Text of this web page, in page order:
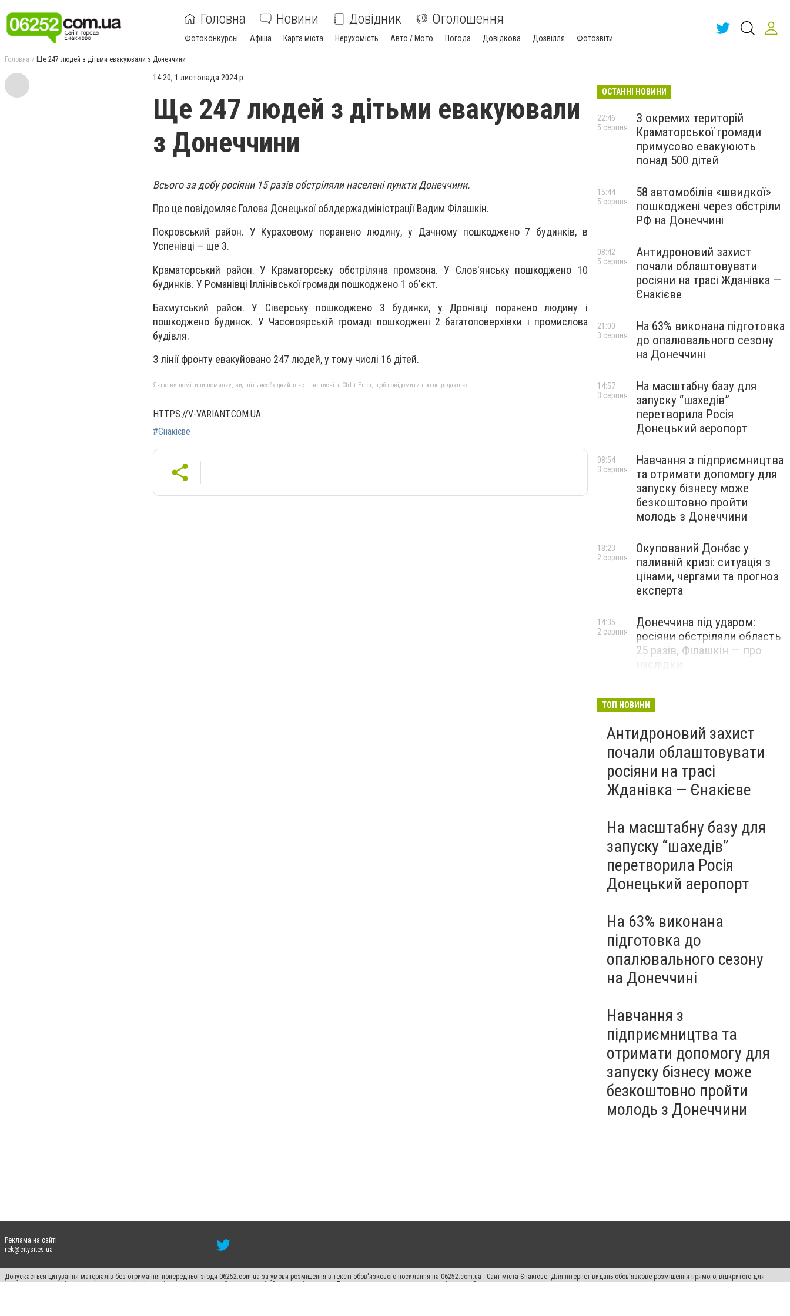
Головна Новини Довідник Оголошення
Фотоконкурсы Афіша Карта міста Нерухомість Авто / Мото Погода Довідкова Дозвілля Фотозвіти
Головна Ще 247 людей з дітьми евакуювали з Донеччини
14:20, 1 листопада 2024 р.
Ще 247 людей з дітьми евакуювали
з Донеччини
Всього за добу росіяни 15 разів обстріляли населені пункти Донеччини.
Про це повідомляє Голова Донецької облдержадміністрації Вадим Філашкін.
Покровський район. У Кураховому поранено людину, у Дачному пошкоджено 7 будинків, в
Успенівці — ще 3.
Краматорський район. У Краматорську обстріляна промзона. У Слов'янську пошкоджено 10
будинків. У Романівці Іллінівської громади пошкоджено 1 об'єкт.
Бахмутський район. У Сіверську пошкоджено 3 будинки, у Дронівці поранено людину і
пошкоджено будинок. У Часовоярській громаді пошкоджені 2 багатоповерхівки і промислова
будівля.
З лінії фронту евакуйовано 247 людей, у тому числі 16 дітей.
Якщо ви помітили помилку, виділіть необхідний текст і натисніть Ctrl + Enter, щоб повідомити про це редакцію
HTTPS://V-VARIANT.COM.UA
#Єнакієве
ОСТАННІ НОВИНИ
З окремих територій
Краматорської громади
примусово евакуюють
понад 500 дітей
22:46
5 серпня
58 автомобілів «швидкої»
пошкоджені через обстріли
РФ на Донеччині
15:44
5 серпня
Антидроновий захист
почали облаштовувати
росіяни на трасі Жданівка —
Єнакієве
08:42
5 серпня
На 63% виконана підготовка
до опалювального сезону
на Донеччині
21:00
3 серпня
На масштабну базу для
запуску “шахедів”
перетворила Росія
Донецький аеропорт
14:57
3 серпня
Навчання з підприємництва
та отримати допомогу для
запуску бізнесу може
безкоштовно пройти
молодь з Донеччини
08:54
3 серпня
Окупований Донбас у
паливній кризі: ситуація з
цінами, чергами та прогноз
експерта
18:23
2 серпня
Донеччина під ударом:
росіяни обстріляли область
25 разів, Філашкін — про
14:35
2 серпня
ТОП НОВИНИ
Антидроновий захист
почали облаштовувати
росіяни на трасі
Жданівка — Єнакієве
На масштабну базу для
запуску “шахедів”
перетворила Росія
Донецький аеропорт
На 63% виконана
підготовка до
опалювального сезону
на Донеччині
Навчання з
підприємництва та
отримати допомогу для
запуску бізнесу може
безкоштовно пройти
молодь з Донеччини
Реклама на сайті:
rek@citysites.ua
Допускається цитування матеріалів без отримання попередньої згоди 06252.com.ua за умови розміщення в тексті обов'язкового посилання на 06252.com.ua - Сайт міста Єнакієве. Для інтернет-видань обов'язкове розміщення прямого, відкритого для
пошукових систем гіперпосилання на цитовані статті не нижче другого абзацу в тексті або в якості джерела. Порушення виняткових прав переслідується Законом.